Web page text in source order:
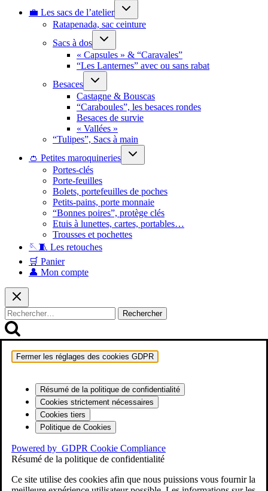
💼 Les sacs de l’atelier
Ouvrir/fermer
menu
Ratapenada, sac ceinture
Sacs à dos
Ouvrir/fermer
menu
enfant
« Capsules » & “Caravales”
“Les Lanternes” avec ou sans rabat
Besaces
Ouvrir/fermer
menu
enfant
Castagne & Bouscas
“Caraboules”, les besaces rondes
Besaces de survie
« Vallées »
“Tulipes”, Sacs à main
👛 Petites maroquineries
Ouvrir/fermer
Portes-clés
Porte-feuilles
Bolets, portefeuilles de poches
Petits-pains, porte monnaie
“Bonnes poires”, protège clés
Etuis à lunettes, cartes, portables…
Trousses et pochettes
🪡🧵 Les retouches
🛒 Panier
👤 Mon compte
Rechercher :
Fermer les réglages des cookies GDPR
Résumé de la politique de confidentialité
Cookies strictement nécessaires
Cookies tiers
Politique de Cookies
Powered by GDPR Cookie Compliance
Résumé de la politique de confidentialité
Ce site utilise des cookies afin que nous puissions vous fournir la